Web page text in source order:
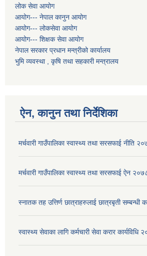
लोक सेवा आयोग
आयोग--- नेपाल कानुन आयोग
आयोग--- लोकसेवा आयोग
आयोग--- शिक्षक सेवा आयोग
नेपाल सरकार प्रधान मन्त्रीको कार्यालय
भुमि व्यवस्था , कृषि तथा सहकारी मन्त्रालय
ऐन, कानुन तथा निर्देशिका
मर्चवारी गाउँपालिका स्वास्थ्य तथा सरसफाई नीति
मर्चवारी गाउँपालिका स्वास्थ्य तथा सरसफाई ऐन
स्नातक तह उत्तिर्ण छात्राहरुलाई छात्रबृती सम्बन्धी
स्वास्थ्य सेवाका लागि कर्मचारी सेवा करार कार्यविधि